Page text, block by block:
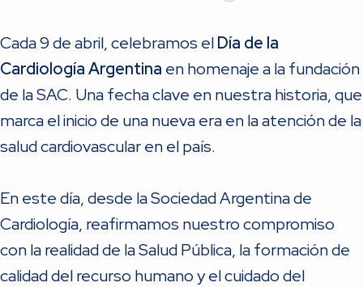
Cada 9 de abril, celebramos elDía de la
Cardiología Argentina en homenaje a la fundación
de la SAC. Una fecha clave en nuestra historia, que
marca el inicio de una nueva era en la atención de la
salud cardiovascular en el país.
En este día, desde la Sociedad Argentina de
Cardiología, reafirmamos nuestro compromiso
con la realidad de la Salud Pública, la formación de
calidad del recurso humano y el cuidado del